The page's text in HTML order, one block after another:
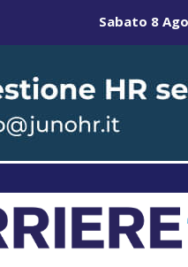
Sabato 8